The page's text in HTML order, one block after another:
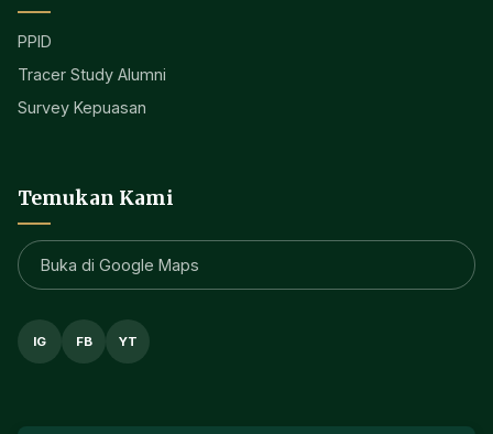
PPID
Tracer Study Alumni
Survey Kepuasan
Temukan Kami
Buka di Google Maps
IG FB YT